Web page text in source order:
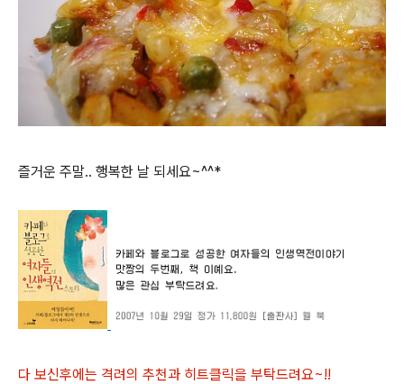
즐거운 주말.. 행복한 날 되세요~^^*
다 보신후에는 격려의 추천과 히트클릭을 부탁드려요~!!